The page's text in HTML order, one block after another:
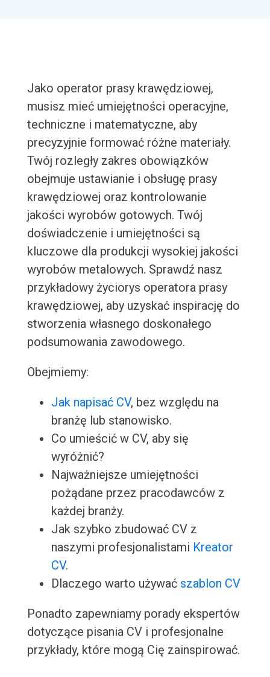
Jako operator prasy krawędziowej,
musisz mieć umiejętności operacyjne,
techniczne i matematyczne, aby
precyzyjnie formować różne materiały.
Twój rozległy zakres obowiązków
obejmuje ustawianie i obsługę prasy
krawędziowej oraz kontrolowanie
jakości wyrobów gotowych. Twój
doświadczenie i umiejętności są
kluczowe dla produkcji wysokiej jakości
wyrobów metalowych. Sprawdź nasz
przykładowy życiorys operatora prasy
krawędziowej, aby uzyskać inspirację do
stworzenia własnego doskonałego
podsumowania zawodowego.
Obejmiemy:
Jak napisać CV, bez względu na
branżę lub stanowisko.
Co umieścić w CV, aby się
wyróżnić?
Najważniejsze umiejętności
pożądane przez pracodawców z
każdej branży.
Jak szybko zbudować CV z
naszymi profesjonalistami Kreator
CV.
Dlaczego warto używać szablon CV
Ponadto zapewniamy porady ekspertów
dotyczące pisania CV i profesjonalne
przykłady, które mogą Cię zainspirować.